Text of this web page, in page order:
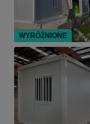
WYRÓŻNIONE